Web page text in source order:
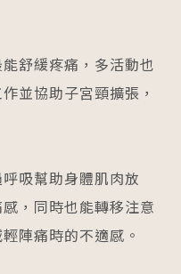
舒緩疼痛，多活動也
並協助子宮頸擴張，
吸幫助身體肌肉放
，同時也能轉移注意
陣痛時的不適感。